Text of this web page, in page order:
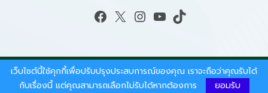
Facebook X Instagram YouTube TikTok
สงวนลิขสิทธิ์ © 2026 - สำนักงานนโยบายและแผน
ทรัพยากรธรรมชาติและสิ่งแวดล้อม.
เว็บไซต์นี้ใช้คุกกี้เพื่อปรับปรุงประสบการณ์ของคุณ เราจะถือว่าคุณรับได้
กับเรื่องนี้ แต่คุณสามารถเลือกไม่รับได้หากต้องการ
ยอมรับ